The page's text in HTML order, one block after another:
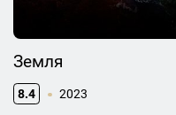
Земля
8.4 2023